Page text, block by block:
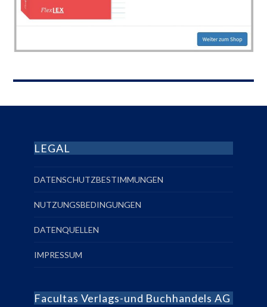
LEGAL
DATENSCHUTZBESTIMMUNGEN
NUTZUNGSBEDINGUNGEN
DATENQUELLEN
IMPRESSUM
Facultas Verlags-und Buchhandels AG